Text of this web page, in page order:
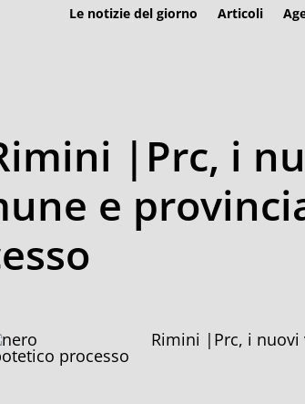
Le notizie del giorno Articoli
|Prc, i
e
Rimini |Prc, i nuovi
processo